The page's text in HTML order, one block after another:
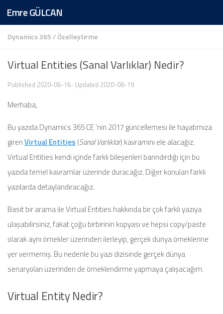
Skip to content
Emre GÜLCAN
Dynamics 365/Özelleştirme
Virtual Entities (Sanal Varlıklar) Nedir?
Published 2020-06-16 · Updated 2020-08-19
Merhaba,
Bu yazıda Dynamics 365 CE ‘nin 2017 güncellemesi ile hayatımıza
girenVirtual Entities (Sanal Varlıklar) kavramını ele alacağız.
Virtual Entities kendi içinde farklı bileşenleri barındırdığı için bu
yazıda temel kavramlar üzerinde duracağız. Diğer konuları farklı
yazılarda detaylandıracağız.
Basit bir arama ile Virtual Entities hakkında bir çok farklı yazıya
ulaşabilirsiniz, fakat çoğu birbirinin kopyası ve hepsi copy/paste
olarak aynı örnekler üzerinden ilerleyip, gerçek dünya örneklerine
yer vermemiş. Bu nedenle bu yazı dizisinde gerçek dünya
senaryoları üzerinden de örneklendirme yapmaya çalışacağım.
Virtual Entity Nedir?